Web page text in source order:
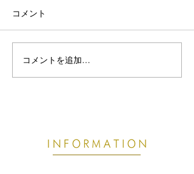
【東根市でぎっくり腰に
お悩みの方へ】8月に腰を
コメント
コメントを追加…